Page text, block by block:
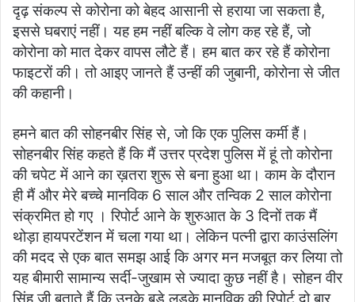
दृढ़ संकल्प से कोरोना को बेहद आसानी से हराया जा सकता है,
इससे घबराएं नहीं। यह हम नहीं बल्कि वे लोग कह रहे हैं, जो
कोरोना को मात देकर वापस लौटे हैं। हम बात कर रहे हैं कोरोना
फाइटरों की। तो आइए जानते हैं उन्हीं की जुबानी, कोरोना से जीत
की कहानी।
हमने बात की सोहनबीर सिंह से, जो कि एक पुलिस कर्मी हैं।
सोहनबीर सिंह कहते हैं कि मैं उत्तर प्रदेश पुलिस में हूं तो कोरोना
की चपेट में आने का ख़तरा शुरू से बना हुआ था। काम के दौरान
ही मैं और मेरे बच्चे मानविक 6 साल और तन्विक 2 साल कोरोना
संक्रमित हो गए । रिपोर्ट आने के शुरुआत के 3 दिनों तक मैं
थोड़ा हायपरटेंशन में चला गया था। लेकिन पत्नी द्वारा काउंसलिंग
की मदद से एक बात समझ आई कि अगर मन मजबूत कर लिया तो
यह बीमारी सामान्य सर्दी-जुखाम से ज्यादा कुछ नहीं है। सोहन वीर
सिंह जी बताते हैं कि उनके बड़े लड़के मानविक की रिपोर्ट दो बार